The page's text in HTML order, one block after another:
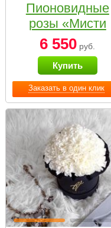
Заказать в один клик
Пионовидные
розы «Мисти
бабблс» в белой
коробке Small
6 550 руб.
Купить